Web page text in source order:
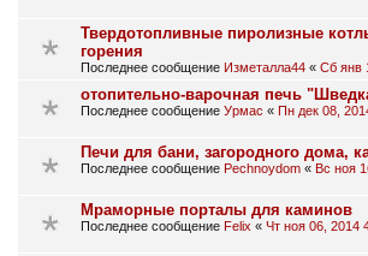
Твердотопливные пиролизные
горения
Последнее сообщение Изметалла44 « Сб янв
отопительно-варочная печь
Последнее сообщение Урмас « Пн дек 08,
Печи для бани, загородного дома,
Последнее сообщение Pechnoydom « Вс ноя
Мраморные порталы для каминов
Последнее сообщение Felix « Чт ноя 06, 2014